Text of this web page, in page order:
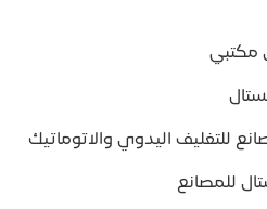
مكتبي
للتغليف اليدوي والاتوماتيك
للمصانع